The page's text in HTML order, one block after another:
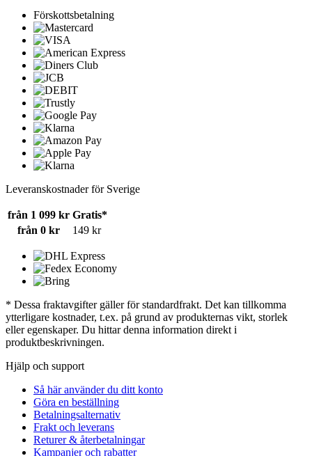
Förskottsbetalning
Leveranskostnader för Sverige
från 1 099 kr Gratis*
från 0 kr
149 kr
* Dessa fraktavgifter gäller för standardfrakt. Det kan tillkomma
ytterligare kostnader, t.ex. på grund av produkternas vikt, storlek
eller egenskaper. Du hittar denna information direkt i
produktbeskrivningen.
Hjälp och support
Så här använder du ditt konto
Göra en beställning
Betalningsalternativ
Frakt och leverans
Returer & återbetalningar
Kampanjer och rabatter